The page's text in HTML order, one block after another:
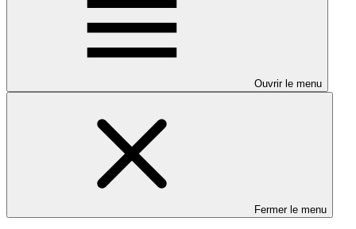
Ouvrir le menu
Fermer le menu